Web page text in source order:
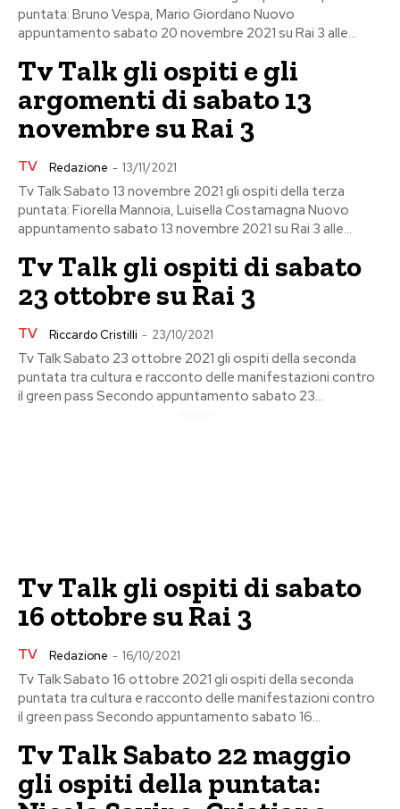
puntata: Bruno Vespa, Mario Giordano Nuovo
appuntamento sabato 20 novembre 2021 su Rai 3 alle...
Tv Talk gli ospiti e gli
argomenti di sabato 13
novembre su Rai 3
TV Redazione - 13/11/2021
Tv Talk Sabato 13 novembre 2021 gli ospiti della terza
puntata: Fiorella Mannoia, Luisella Costamagna Nuovo
appuntamento sabato 13 novembre 2021 su Rai 3 alle...
Tv Talk gli ospiti di sabato
23 ottobre su Rai 3
TV Riccardo Cristilli - 23/10/2021
Tv Talk Sabato 23 ottobre 2021 gli ospiti della seconda
puntata tra cultura e racconto delle manifestazioni contro
il green pass Secondo appuntamento sabato 23...
Tv Talk gli ospiti di sabato
16 ottobre su Rai 3
TV Redazione - 16/10/2021
Tv Talk Sabato 16 ottobre 2021 gli ospiti della seconda
puntata tra cultura e racconto delle manifestazioni contro
il green pass Secondo appuntamento sabato 16...
Tv Talk Sabato 22 maggio
gli ospiti della puntata: